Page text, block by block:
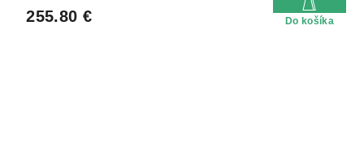
255.80 € Do košíka